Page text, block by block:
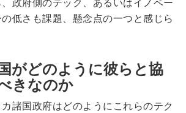
低さも課題、懸念点の一つと感じら
がどのように彼らと協
きなのか
諸国政府はどのようにこれらのテク